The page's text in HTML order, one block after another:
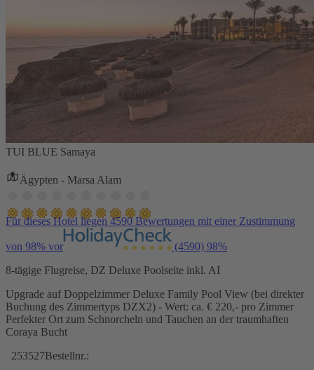
TUI BLUE Samaya
Ägypten - Marsa Alam
Für dieses Hotel liegen 4590 Bewertungen mit einer Zustimmung
von 98% vor (4590) 98%
8-tägige Flugreise, DZ Deluxe Poolseite inkl. AI
Upgrade auf Doppelzimmer Deluxe Family Pool View (bei direkter
Buchung des Zimmertyps DZX2) - Wert: ca. € 220,- pro Zimmer
Perfekter Ort zum Schnorcheln und Tauchen an der traumhaften
Coraya Bucht
253527Bestellnr.: